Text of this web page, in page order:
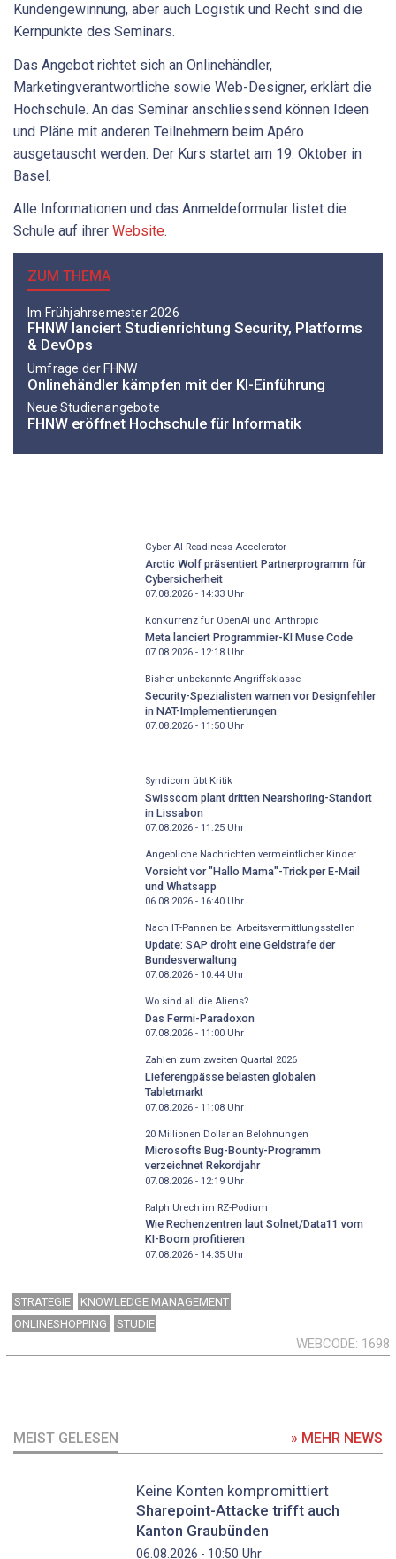
Kundengewinnung, aber auch Logistik und Recht sind die
Kernpunkte des Seminars.
Das Angebot richtet sich an Onlinehändler,
Marketingverantwortliche sowie Web-Designer, erklärt die
Hochschule. An das Seminar anschliessend können Ideen
und Pläne mit anderen Teilnehmern beim Apéro
ausgetauscht werden. Der Kurs startet am 19. Oktober in
Basel.
Alle Informationen und das Anmeldeformular listet die
Schule auf ihrer Website.
ZUM THEMA
Im Frühjahrsemester 2026
FHNW lanciert Studienrichtung Security, Platforms
& DevOps
Umfrage der FHNW
Onlinehändler kämpfen mit der KI-Einführung
Neue Studienangebote
FHNW eröffnet Hochschule für Informatik
Cyber AI Readiness Accelerator
Arctic Wolf präsentiert Partnerprogramm für
Cybersicherheit
07.08.2026 - 14:33Uhr
Konkurrenz für OpenAI und Anthropic
Meta lanciert Programmier-KI Muse Code
07.08.2026 - 12:18Uhr
Bisher unbekannte Angriffsklasse
Security-Spezialisten warnen vor Designfehler
in NAT-Implementierungen
07.08.2026 - 11:50Uhr
Syndicom übt Kritik
Swisscom plant dritten Nearshoring-Standort
in Lissabon
07.08.2026 - 11:25Uhr
Angebliche Nachrichten vermeintlicher Kinder
Vorsicht vor "Hallo Mama"-Trick per E-Mail
und Whatsapp
06.08.2026 - 16:40Uhr
Nach IT-Pannen bei Arbeitsvermittlungsstellen
Update: SAP droht eine Geldstrafe der
Bundesverwaltung
07.08.2026 - 10:44Uhr
Wo sind all die Aliens?
Das Fermi-Paradoxon
07.08.2026 - 11:00Uhr
Zahlen zum zweiten Quartal 2026
Lieferengpässe belasten globalen
Tabletmarkt
07.08.2026 - 11:08Uhr
20 Millionen Dollar an Belohnungen
Microsofts Bug-Bounty-Programm
verzeichnet Rekordjahr
07.08.2026 - 12:19Uhr
Ralph Urech im RZ-Podium
Wie Rechenzentren laut Solnet/Data11 vom
KI-Boom profitieren
07.08.2026 - 14:35Uhr
STRATEGIE
KNOWLEDGE MANAGEMENT
ONLINESHOPPING
STUDIE
WEBCODE 1698
MEIST GELESEN » MEHR NEWS
Keine Konten kompromittiert
Sharepoint-Attacke trifft auch
Kanton Graubünden
06.08.2026 - 10:50 Uhr